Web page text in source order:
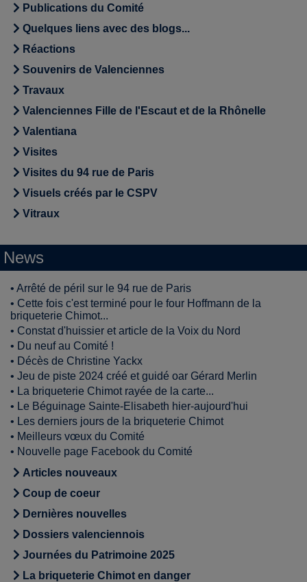
Publications du Comité
Quelques liens avec des blogs...
Réactions
Souvenirs de Valenciennes
Travaux
Valenciennes Fille de l'Escaut et de la Rhônelle
Valentiana
Visites
Visites du 94 rue de Paris
Visuels créés par le CSPV
Vitraux
News
• Arrêté de péril sur le 94 rue de Paris
• Cette fois c'est terminé pour le four Hoffmann de la
briqueterie Chimot...
• Constat d'huissier et article de la Voix du Nord
• Du neuf au Comité !
• Décès de Christine Yackx
• Jeu de piste 2024 créé et guidé oar Gérard Merlin
• La briqueterie Chimot rayée de la carte...
• Le Béguinage Sainte-Elisabeth hier-aujourd'hui
• Les derniers jours de la briqueterie Chimot
• Meilleurs vœux du Comité
• Nouvelle page Facebook du Comité
Articles nouveaux
Coup de coeur
Dernières nouvelles
Dossiers valenciennois
Journées du Patrimoine 2025
La briqueterie Chimot en danger